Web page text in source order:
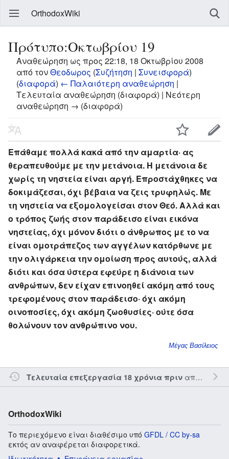
OrthodoxWiki
Πρότυπο:Οκτωβρίου 19
Αναθεώρηση ως προς 22:18, 18 Οκτωβρίου 2008
από τονΘεοδωρος (Συζήτηση | Συνεισφορά)
(διαφορά) ← Παλαιότερη αναθεώρηση |
Τελευταία αναθεώρηση (διαφορά) | Νεότερη
αναθεώρηση → (διαφορά)
Επάθαμε πολλά κακά από την αμαρτία· ας
θεραπευθούμε με την μετάνοια. Η μετάνοια δε
χωρίς τη νηστεία είναι αργή. Επροστάχθηκες να
δοκιμάζεσαι, όχι βέβαια να ζεις τρυφηλώς. Με
τη νηστεία να εξομολογείσαι στον Θεό. Αλλά και
ο τρόπος ζωής στον παράδεισο είναι εικόνα
νηστείας, όχι μόνον διότι ο άνθρωπος με το να
είναι ομοτράπεζος των αγγέλων κατόρθωνε με
την ολιγάρκεια την ομοίωση προς αυτούς, αλλά
διότι και όσα ύστερα εφεύρε η διάνοια των
ανθρώπων, δεν είχαν επινοηθεί ακόμη από τους
τρεφομένους στον παράδεισο· όχι ακόμη
οινοποσίες, όχι ακόμη ζωοθυσίες· ούτε όσα
θολώνουν τον ανθρώπινο νου.
Μέγας Βασίλειος
Τελευταία επεξεργασία 18 χρόνια πριναπό τον την
OrthodoxWiki
Το περιεχόμενο είναι διαθέσιμο υπό GFDL / CC by-sa
εκτός αν αναφέρεται διαφορετικά.